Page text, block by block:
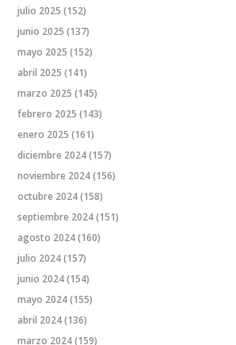
julio 2025 (152)
junio 2025 (137)
mayo 2025 (152)
abril 2025 (141)
marzo 2025 (145)
febrero 2025 (143)
enero 2025 (161)
diciembre 2024(157)
noviembre 2024(156)
octubre 2024(158)
septiembre 2024(151)
agosto 2024(160)
julio 2024(157)
junio 2024(154)
mayo 2024(155)
abril 2024(136)
marzo 2024(159)